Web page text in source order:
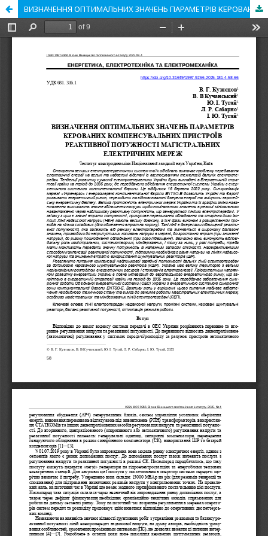
ВИЗНАЧЕННЯ ОПТИМАЛЬНИХ ЗНАЧЕНЬ ПАРАМЕТРІВ КЕРОВАНИХ КОМПЕНСУВАЛЬНИХ ПРИСТРОЇВ РЕАКТИВНОЇ ПОТУЖНОСТІ МАГІСТРАЛЬНИХ ЕЛЕКТРИЧНИХ МЕРЕЖ